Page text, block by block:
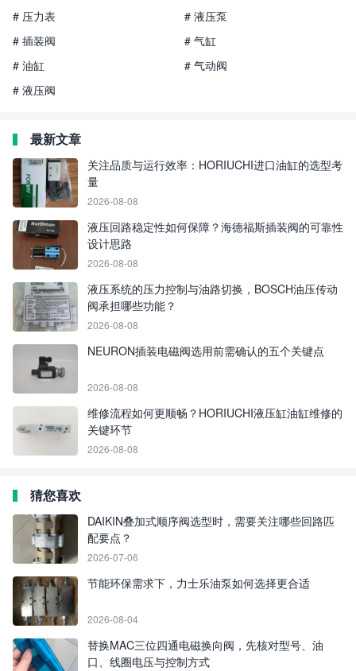
# 压力表
# 液压泵
# 插装阀
# 气缸
# 油缸
# 气动阀
# 液压阀
最新文章
关注品质与运行效率：HORIUCHI进口油缸的选型考
量
2026-08-08
液压回路稳定性如何保障？海德福斯插装阀的可靠性
设计思路
2026-08-08
液压系统的压力控制与油路切换，BOSCH油压传动
阀承担哪些功能？
2026-08-08
NEURON插装电磁阀选用前需确认的五个关键点
2026-08-08
维修流程如何更顺畅？HORIUCHI液压缸油缸维修的
关键环节
2026-08-08
猜您喜欢
DAIKIN叠加式顺序阀选型时，需要关注哪些回路匹
配要点？
2026-07-06
节能环保需求下，力士乐油泵如何选择更合适
2026-08-04
替换MAC三位四通电磁换向阀，先核对型号、油
口、线圈电压与控制方式